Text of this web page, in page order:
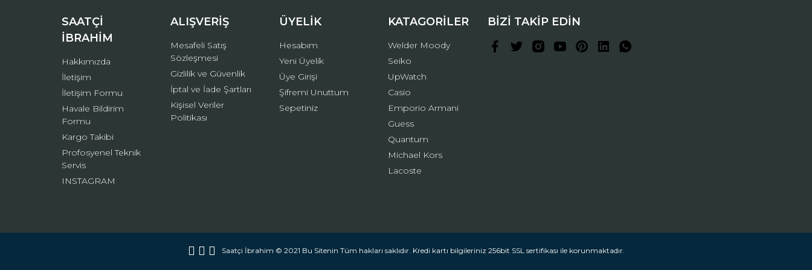
Bu ürüne benzer farklı alternatifler olmalı.
Gönder
SAATÇİ
İBRAHİM
Hakkımızda
İletişim
İletişim Formu
Havale Bildirim
Formu
Kargo Takibi
Profosyenel Teknik
Servis
INSTAGRAM
ALIŞVERİŞ
Mesafeli Satış
Sözleşmesi
Gizlilik ve Güvenlik
İptal ve İade Şartları
Kişisel Veriler
Politikası
ÜYELİK
Hesabım
Yeni Üyelik
Üye Girişi
Şifremi Unuttum
Sepetiniz
KATAGORİLER
Welder Moody
Seiko
UpWatch
Casio
Emporio Armani
Guess
Quantum
Michael Kors
Lacoste
BİZİ TAKİP EDİN
Saatçi İbrahim © 2021 Bu Sitenin Tüm hakları saklıdır. Kredi kartı bilgileriniz 256bit SSL sertifikası ile korunmaktadır.